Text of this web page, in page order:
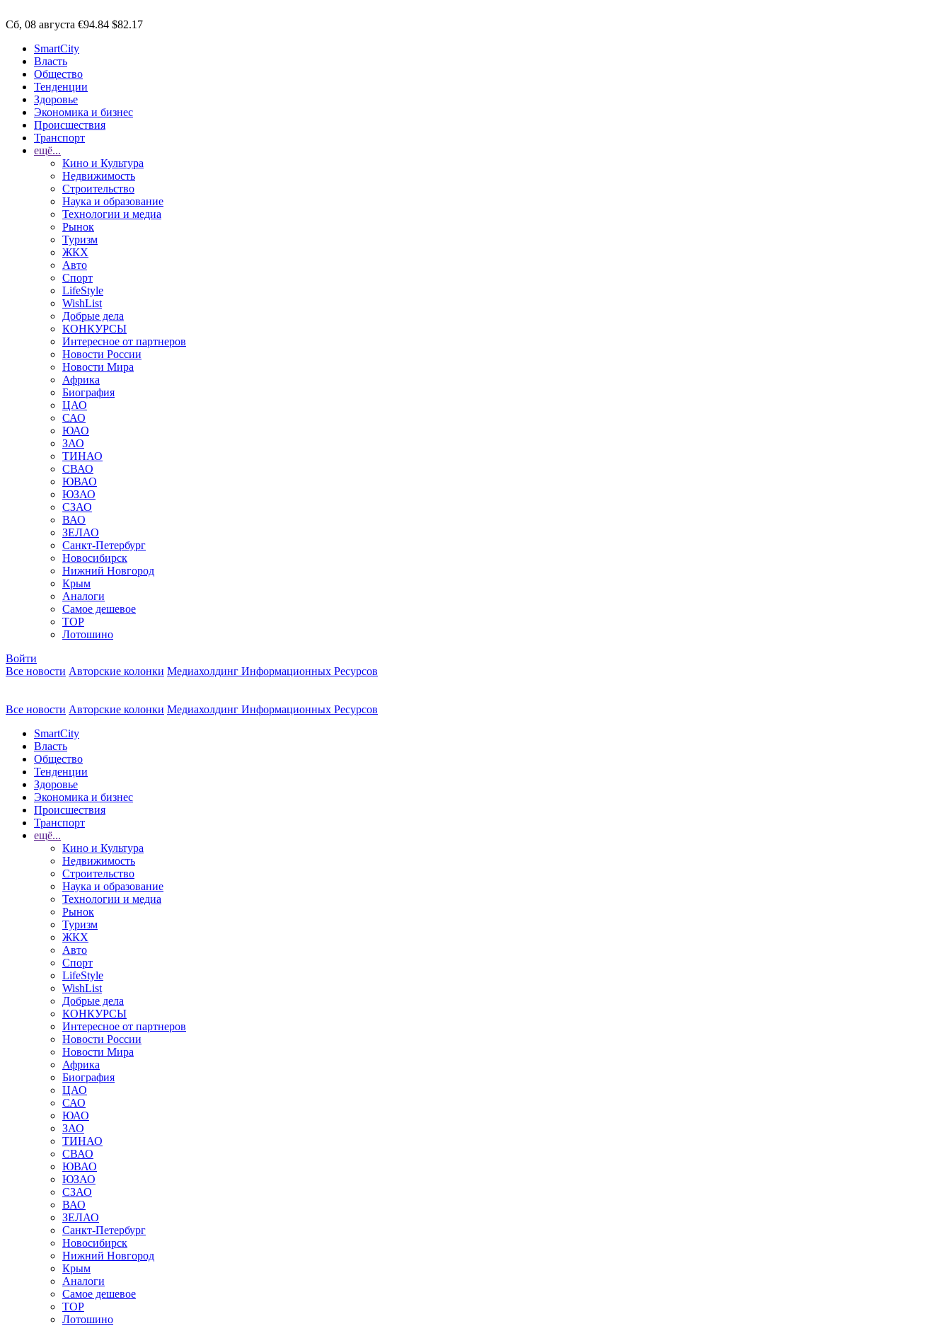
Сб, 08 августа €94.84 $82.17
SmartCity
Власть
Общество
Тенденции
Здоровье
Экономика и бизнес
Происшествия
Транспорт
ещё...
Кино и Культура
Недвижимость
Строительство
Наука и образование
Технологии и медиа
Рынок
Туризм
ЖКХ
Авто
Спорт
LifeStyle
WishList
Добрые дела
КОНКУРСЫ
Интересное от партнеров
Новости России
Новости Мира
Африка
Биография
ЦАО
САО
ЮАО
ЗАО
ТИНАО
СВАО
ЮВАО
ЮЗАО
СЗАО
ВАО
ЗЕЛАО
Санкт-Петербург
Новосибирск
Нижний Новгород
Крым
Аналоги
Самое дешевое
TOP
Лотошино
Войти
Все новости Авторские колонки Медиахолдинг Информационных Ресурсов
Все новости Авторские колонки Медиахолдинг Информационных Ресурсов
SmartCity
Власть
Общество
Тенденции
Здоровье
Экономика и бизнес
Происшествия
Транспорт
ещё...
Кино и Культура
Недвижимость
Строительство
Наука и образование
Технологии и медиа
Рынок
Туризм
ЖКХ
Авто
Спорт
LifeStyle
WishList
Добрые дела
КОНКУРСЫ
Интересное от партнеров
Новости России
Новости Мира
Африка
Биография
ЦАО
САО
ЮАО
ЗАО
ТИНАО
СВАО
ЮВАО
ЮЗАО
СЗАО
ВАО
ЗЕЛАО
Санкт-Петербург
Новосибирск
Нижний Новгород
Крым
Аналоги
Самое дешевое
TOP
Лотошино